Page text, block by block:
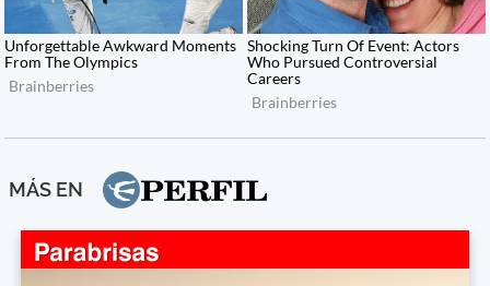
MÁS EN